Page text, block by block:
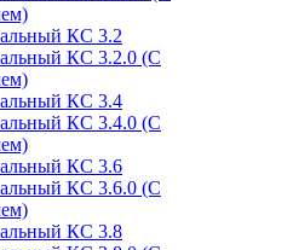
КС 3.2
КС 3.2.0 (С
КС 3.4
КС 3.4.0 (С
КС 3.6
КС 3.6.0 (С
КС 3.8